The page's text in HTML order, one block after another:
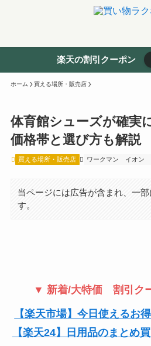
楽天の割引クーポン
ホーム 買える場所・販売店
体育館シューズが確実
価格帯と選び方も解説
買える場所・販売店 ワークマン イオン
当ページには広告が含まれ、一
す。
▼ 新着/大特価 割引ク
【楽天市場】今日使えるお
【楽天24】日用品のまとめ